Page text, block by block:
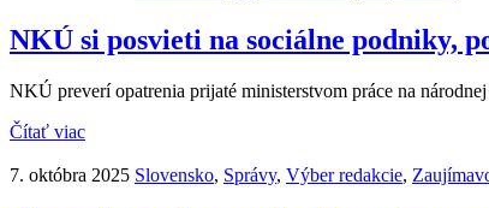
NKÚ si posvieti na sociálne podniky,
NKÚ preverí opatrenia prijaté ministerstvom práce na
Čítať viac
7. októbra 2025 Slovensko, Správy, Výber redakcie,